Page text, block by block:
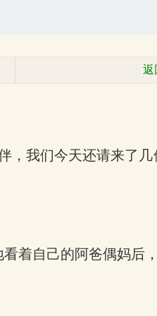
返
，我们今天还请来了
着自己的阿爸偶妈后